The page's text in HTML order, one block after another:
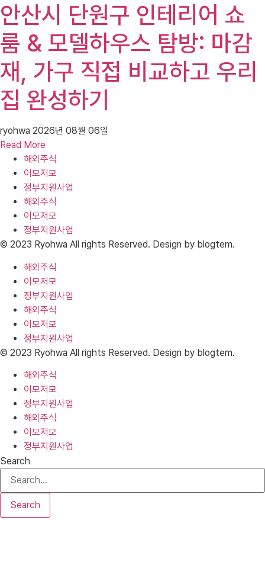
안산시 단원구 인테리어 쇼
룸 & 모델하우스 탐방: 마감
재, 가구 직접 비교하고 우리
집 완성하기
ryohwa 2026년 08월 06일
Read More
해외주식
이모저모
정부지원사업
해외주식
이모저모
정부지원사업
© 2023 Ryohwa All rights Reserved. Design by blogtem.
해외주식
이모저모
정부지원사업
해외주식
이모저모
정부지원사업
© 2023 Ryohwa All rights Reserved. Design by blogtem.
해외주식
이모저모
정부지원사업
해외주식
이모저모
정부지원사업
Search
Search